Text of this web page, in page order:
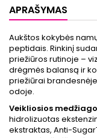
APRAŠYMAS
Aukštos kokybės
peptidais. Rinkinį
priežiūros rutinoje –
drėgmės balansą ir
priežiūrai
odoje.
Veikliosios
hidrolizuotas
ekstraktas, Anti-